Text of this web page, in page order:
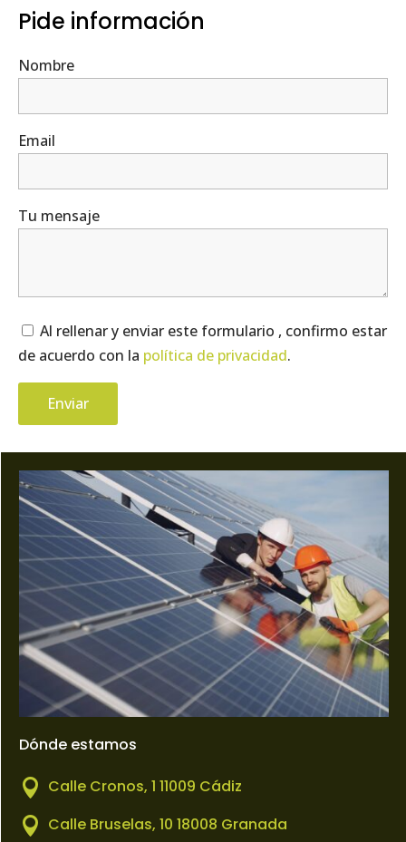
Pide información
Nombre
Email
Tu mensaje
Al rellenar y enviar este formulario , confirmo estar
de acuerdo con la política de privacidad.
Enviar
Dónde estamos
 Calle Cronos, 1 11009 Cádiz
 Calle Bruselas, 10 18008 Granada